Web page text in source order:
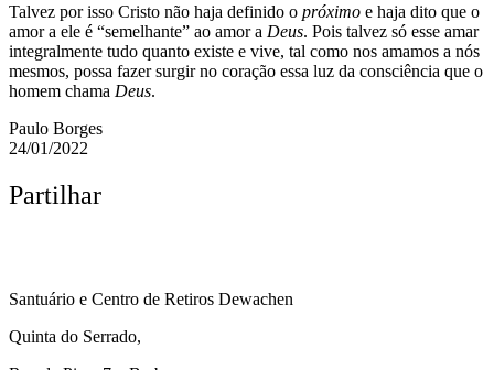
Talvez por isso Cristo não haja definido o próximo e haja dito que o
amor a ele é “semelhante” ao amor a Deus. Pois talvez só esse amar
integralmente tudo quanto existe e vive, tal como nos amamos a nós
mesmos, possa fazer surgir no coração essa luz da consciência que o
homem chama Deus.
Paulo Borges
24/01/2022
Partilhar
Santuário e Centro de Retiros Dewachen
Quinta do Serrado,